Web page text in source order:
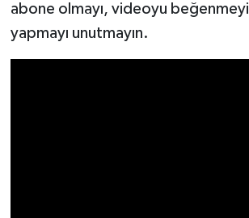
abone olmayı, videoyu
yapmayı unutmayın.